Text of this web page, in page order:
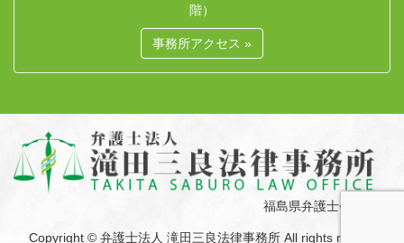
階）
事務所アクセス »
福島県弁護士会所属
Copyright © 弁護士法人 滝田三良法律事務所 All rights reserved.